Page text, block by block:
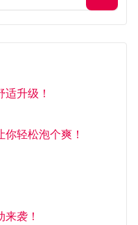
升级！
轻松泡个爽！
袭！